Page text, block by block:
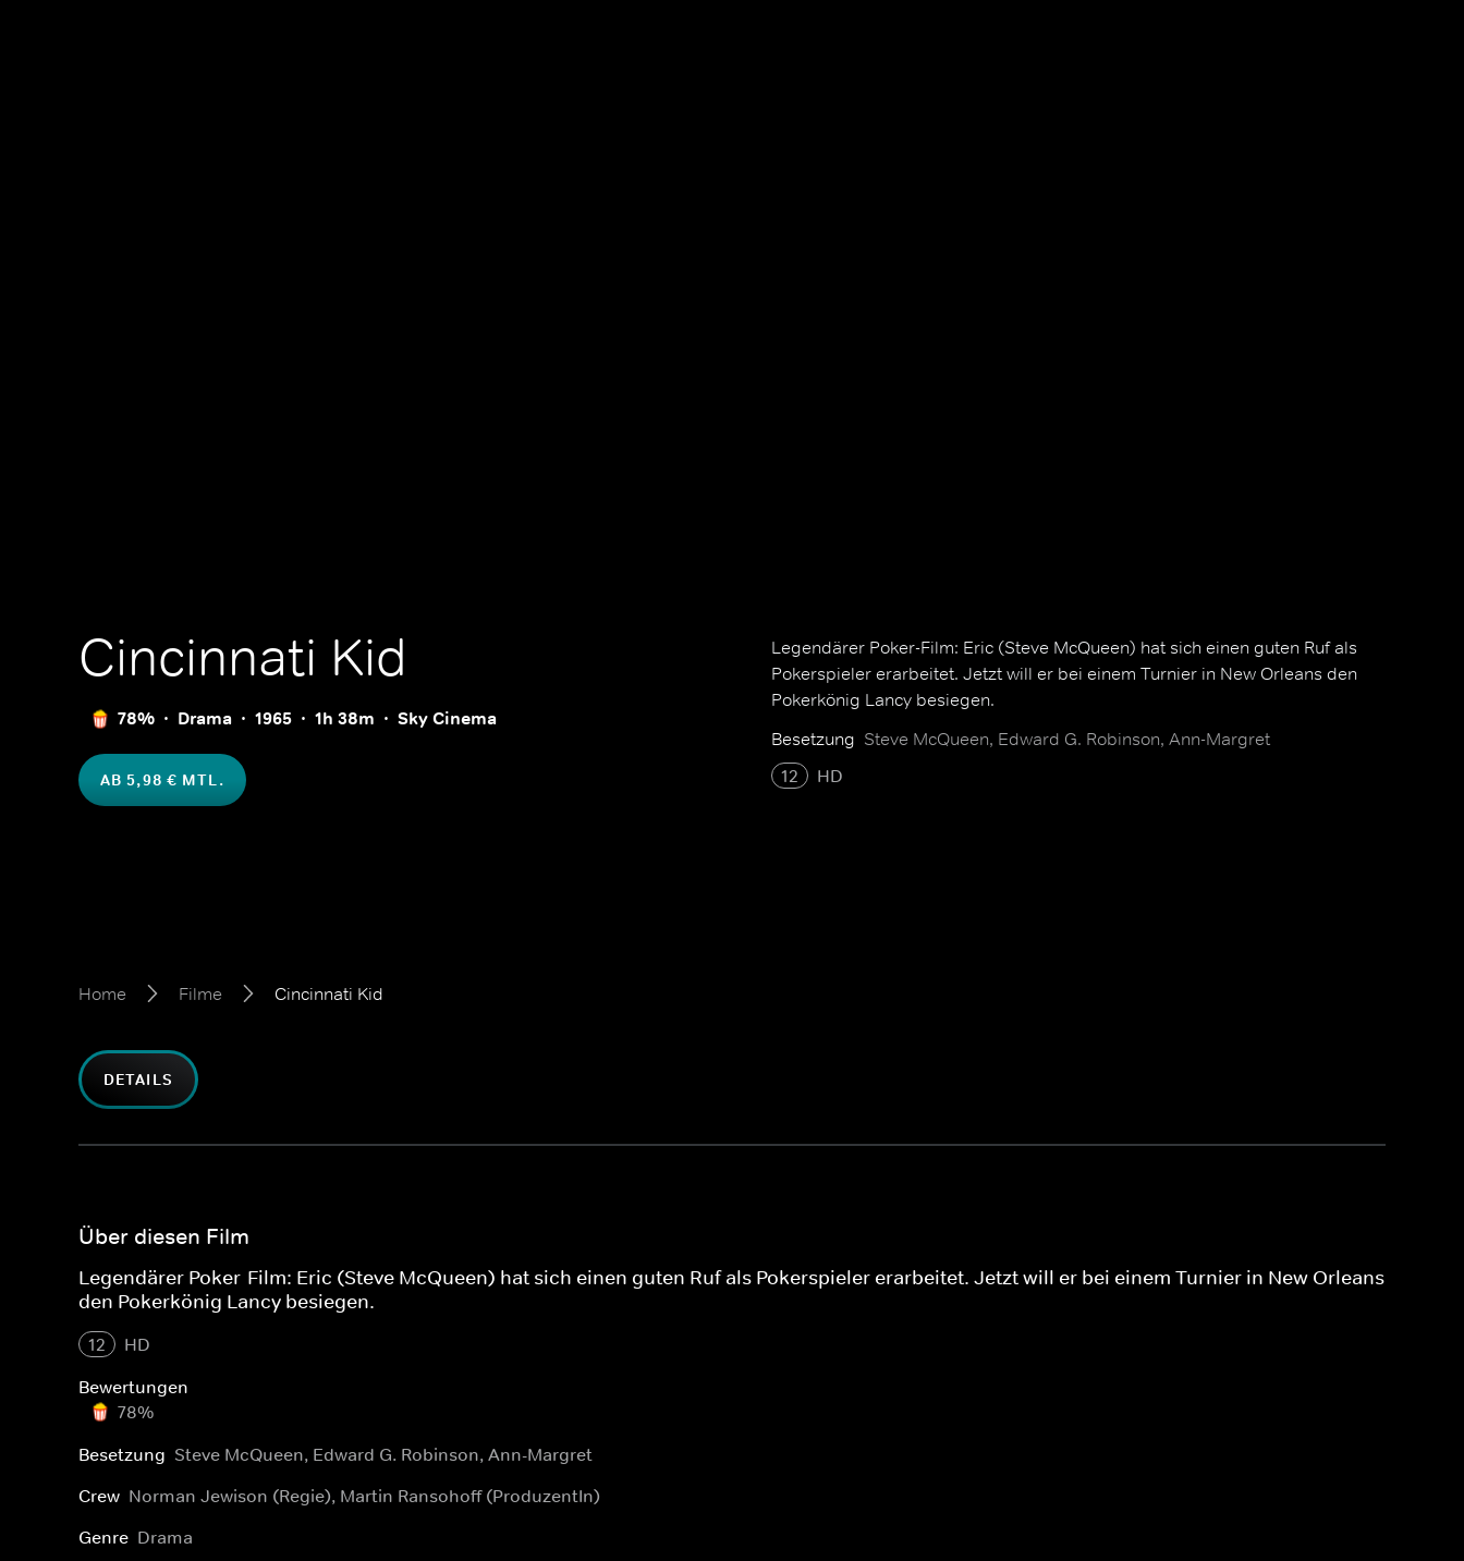
Cincinnati Kid
78% Drama 1965 1h 38m Sky Cinema
AB 5,98 € MTL.
Legendärer Poker-Film: Eric (Steve McQueen) hat sich einen guten Ruf als
Pokerspieler erarbeitet. Jetzt will er bei einem Turnier in New Orleans den
Pokerkönig Lancy besiegen.
Besetzung Steve McQueen, Edward G. Robinson, Ann-Margret
12
HD
Home Filme Cincinnati Kid
DETAILS
Über diesen Film
Legendärer Poker-Film: Eric (Steve McQueen) hat sich einen guten Ruf als Pokerspieler erarbeitet. Jetzt will er bei einem Turnier in New Orleans
den Pokerkönig Lancy besiegen.
12
HD
Bewertungen
78%
Besetzung Steve McQueen, Edward G. Robinson, Ann-Margret
Crew Norman Jewison (Regie), Martin Ransohoff (ProduzentIn)
Genre Drama